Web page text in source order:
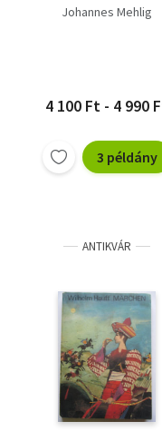
Johannes Mehlig
4 100 Ft - 4 990
3 példány
ANTIKVÁR